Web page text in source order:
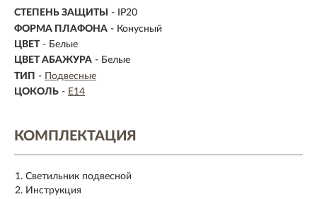
СТЕПЕНЬ ЗАЩИТЫ
- IP20
ФОРМА ПЛАФОНА - Конусный
ЦВЕТ - Белые
ЦВЕТ АБАЖУРА - Белые
ТИП - Подвесные
ЦОКОЛЬ - E14
КОМПЛЕКТАЦИЯ
Светильник подвесной
Инструкция